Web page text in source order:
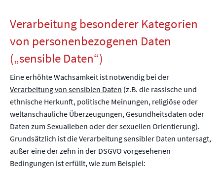
Verarbeitung besonderer Kategorien
von personenbezogenen Daten
(„sensible Daten“)
Eine erhöhte Wachsamkeit ist notwendig bei der
Verarbeitung von sensiblen Daten (z.B. die rassische und
ethnische Herkunft, politische Meinungen, religiöse oder
weltanschauliche Überzeugungen, Gesundheitsdaten oder
Daten zum Sexualleben oder der sexuellen Orientierung).
Grundsätzlich ist die Verarbeitung sensibler Daten untersagt,
außer eine der zehn in der DSGVO vorgesehenen
Bedingungen ist erfüllt, wie zum Beispiel: